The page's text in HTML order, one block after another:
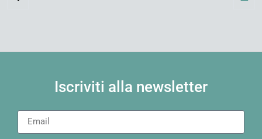
Iscriviti alla newsletter